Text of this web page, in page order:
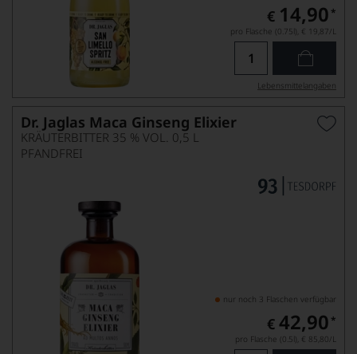
€ 14,90 *
pro Flasche (0.75l), € 19,87/L
Lebensmittel­angaben
Dr. Jaglas Maca Ginseng Elixier
KRÄUTERBITTER 35 % VOL. 0,5 L
PFANDFREI
nur noch 3 Flaschen verfügbar
€ 42,90 *
pro Flasche (0.5l), € 85,80/L